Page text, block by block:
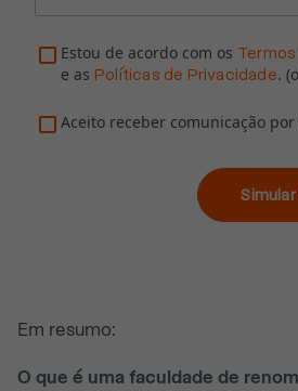
Estou de acordo com os
e as Políticas de Privacidade.
Aceito receber comunicação
Em resumo:
O que é uma faculdade de